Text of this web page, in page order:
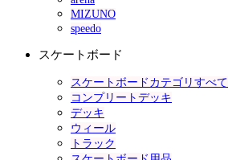
MIZUNO
speedo
スケートボード
スケートボードカテゴリすべて
コンプリートデッキ
デッキ
ウィール
トラック